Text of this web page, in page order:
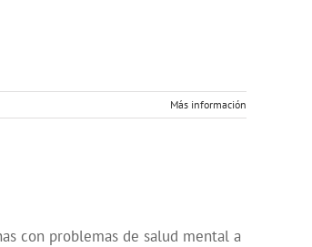
Más información
con problemas de salud mental a